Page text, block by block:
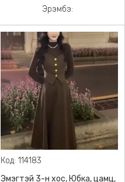
Эрэмбэ:
Код: 114183
Эмэгтэй 3-н хос, Юбка, цамц,